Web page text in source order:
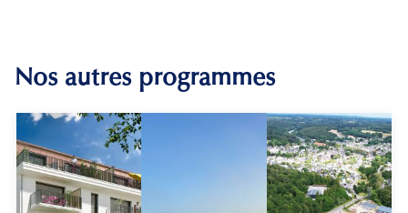
Nos autres programmes